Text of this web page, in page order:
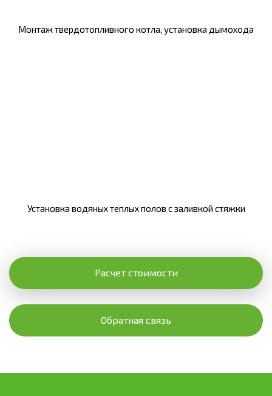
Монтаж твердотопливного котла, установка дымохода
Установка водяных теплых полов с заливкой стяжки
Расчет стоимости
Обратная связь